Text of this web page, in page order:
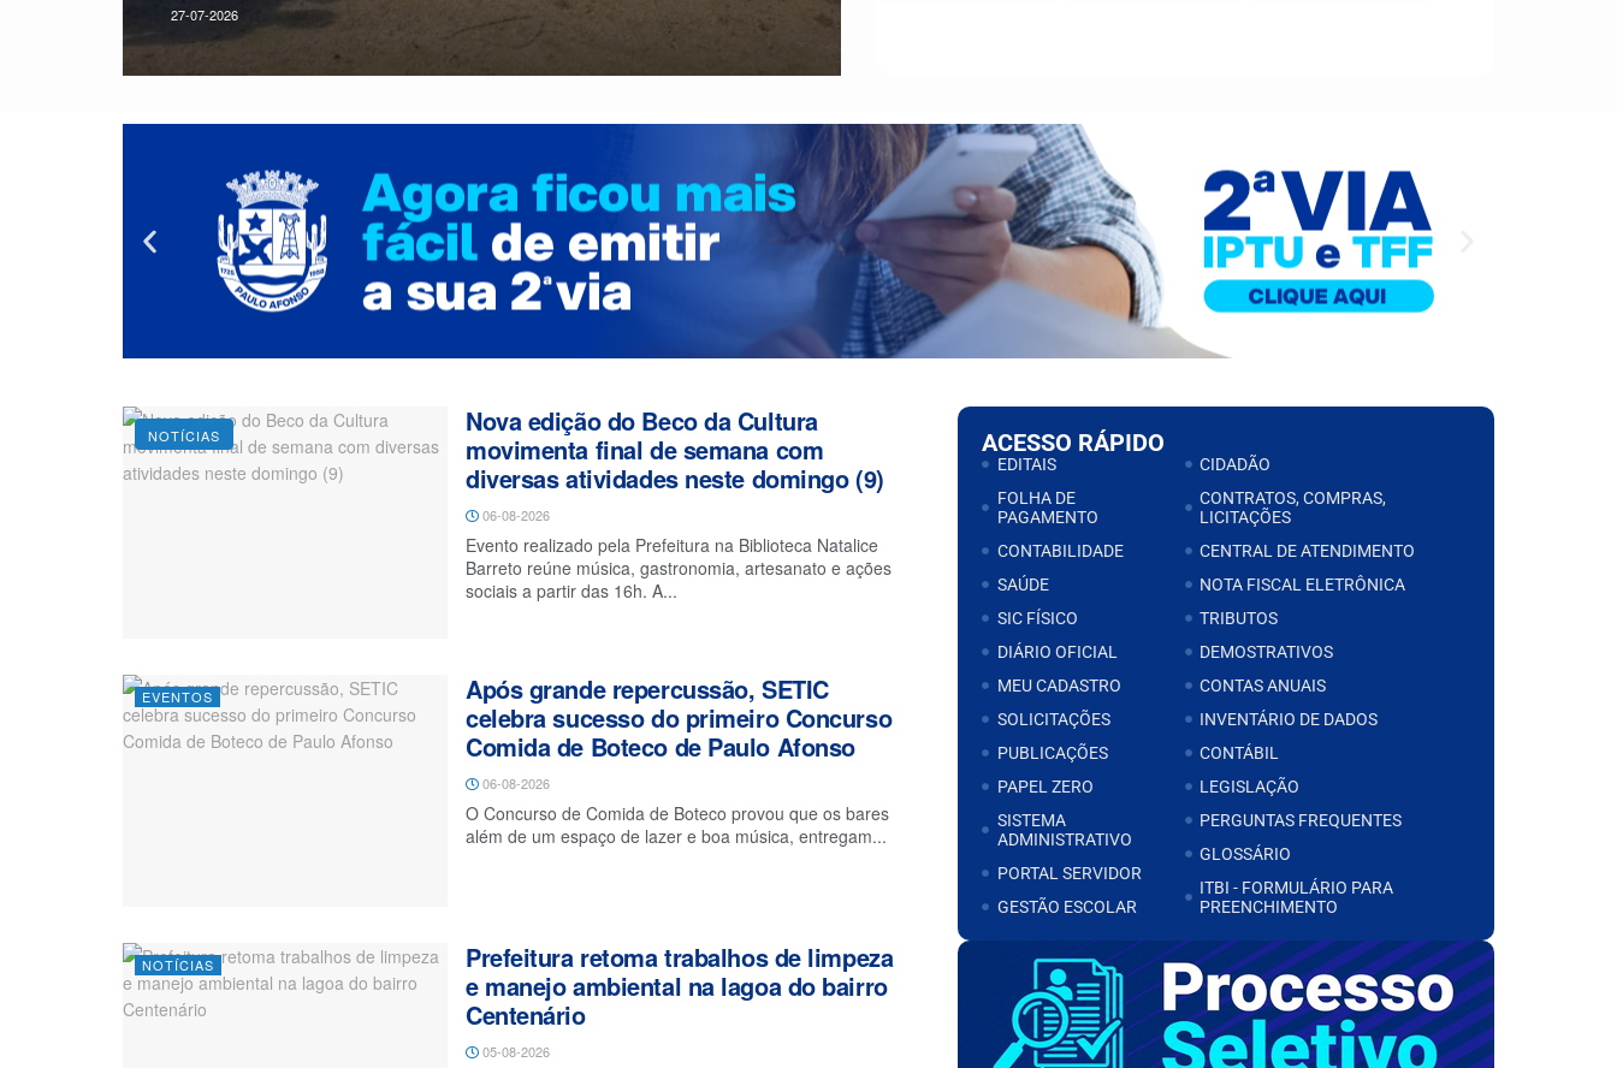
27-07-2026
NOTÍCIAS
Nova edição do Beco da Cultura
movimenta final de semana com
diversas atividades neste domingo (9)
06-08-2026
Evento realizado pela Prefeitura na Biblioteca Natalice
Barreto reúne música, gastronomia, artesanato e ações
sociais a partir das 16h. A...
EVENTOS
Após grande repercussão, SETIC
celebra sucesso do primeiro Concurso
Comida de Boteco de Paulo Afonso
06-08-2026
O Concurso de Comida de Boteco provou que os bares
além de um espaço de lazer e boa música, entregam...
NOTÍCIAS
Prefeitura retoma trabalhos de limpeza
e manejo ambiental na lagoa do bairro
Centenário
05-08-2026
ACESSO RÁPIDO
EDITAIS
FOLHA DE
PAGAMENTO
CONTABILIDADE
SAÚDE
SIC FÍSICO
DIÁRIO OFICIAL
MEU CADASTRO
SOLICITAÇÕES
PUBLICAÇÕES
PAPEL ZERO
SISTEMA
ADMINISTRATIVO
PORTAL SERVIDOR
GESTÃO ESCOLAR
CIDADÃO
CONTRATOS, COMPRAS,
LICITAÇÕES
CENTRAL DE ATENDIMENTO
NOTA FISCAL ELETRÔNICA
TRIBUTOS
DEMOSTRATIVOS
CONTAS ANUAIS
INVENTÁRIO DE DADOS
CONTÁBIL
LEGISLAÇÃO
PERGUNTAS FREQUENTES
GLOSSÁRIO
ITBI - FORMULÁRIO PARA
PREENCHIMENTO